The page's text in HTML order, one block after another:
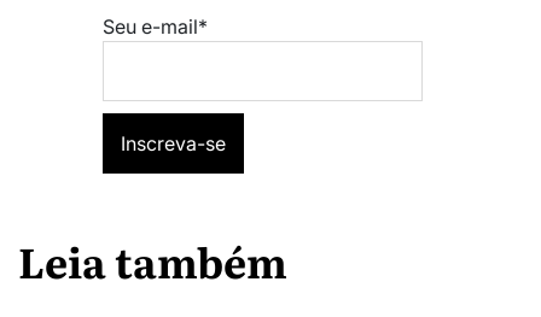
Seu e-mail*
Leia também